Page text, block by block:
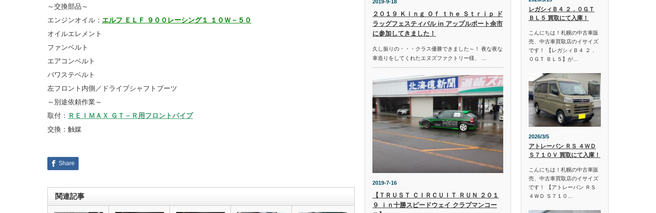
～交換部品～
エンジンオイル： エルフ ＥＬＦ ９００レーシング１ １０Ｗ－５０
オイルエレメント
ファンベルト
エアコンベルト
パワステベルト
左フロント内側／ドライブシャフトブーツ
～別途依頼作業～
取付： ＲＥＩＭＡＸ ＧＴ－Ｒ用フロントパイプ
交換：触媒
Share
関連記事
2019-9-18
２０１９ Ｋｉｎｇ Ｏｆ ｔｈｅ Ｓｔｒｉｐ ド
ラッグフェスティバル in アップルポート余市
に参加してきました！
久し振りの・・・クラス優勝できました～！ 夜な夜な
車造りをしてくれたエヌズファクトリー様、 …
2019-7-16
【ＴＲＵＳＴ ＣＩＲＣＵＩＴ ＲＵＮ ２０１
９ ｉｎ十勝スピードウェイ クラブマンコー
レガシィＢ４ ２．０ＧＴ
ＢＬ５ 買取にて入庫！
こんにちは！札幌の中古車販
売、中古車買取店のイサイズ
です！ 【レガシィＢ４ ２．
０ＧＴ ＢＬ５】が…
2026/3/5
アトレーバン ＲＳ ４ＷＤ
Ｓ７１０Ｖ 買取にて入庫！
こんにちは！札幌の中古車販
売、中古車買取店のイサイズ
です！ 【アトレーバン ＲＳ
４ＷＤ Ｓ７１０…